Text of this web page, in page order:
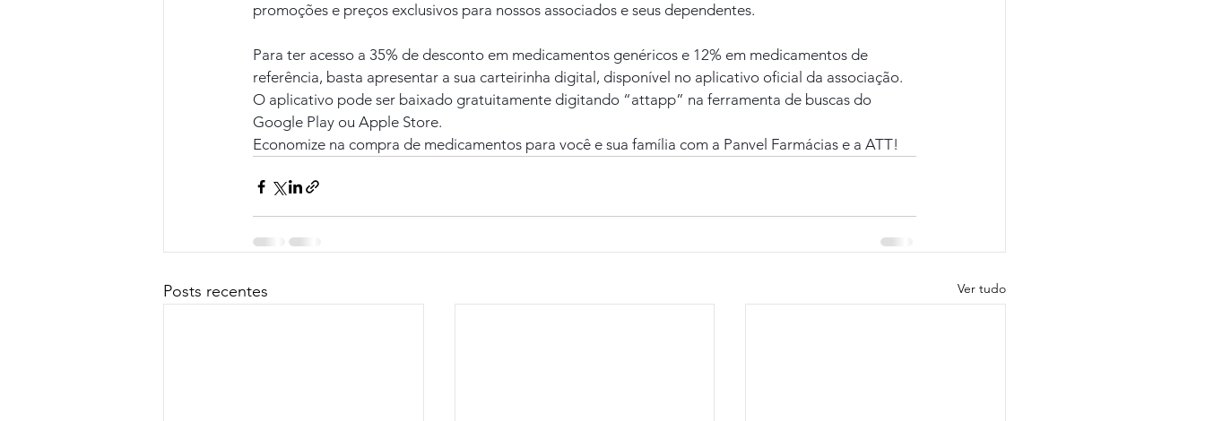
promoções e preços exclusivos para nossos associados e seus dependentes.
Para ter acesso a 35% de desconto em medicamentos genéricos e 12% em medicamentos de
referência, basta apresentar a sua carteirinha digital, disponível no aplicativo oficial da associação.
O aplicativo pode ser baixado gratuitamente digitando “attapp” na ferramenta de buscas do
Google Play ou Apple Store.
Economize na compra de medicamentos para você e sua família com a Panvel Farmácias e a ATT!
Posts recentes Ver tudo